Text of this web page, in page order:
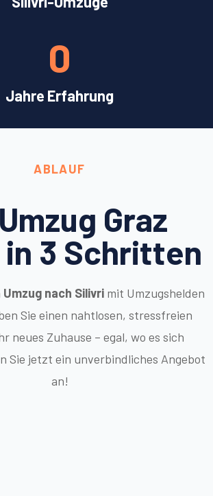
Jahre Erfahrung
0
ABLAUF
Graz
3 Schritten
Umzug nach Silivrimit Umzugshelden
Sie einen nahtlosen, stressfreien
neues Zuhause – egal, wo es sich
Sie jetzt ein unverbindliches Angebot
an!